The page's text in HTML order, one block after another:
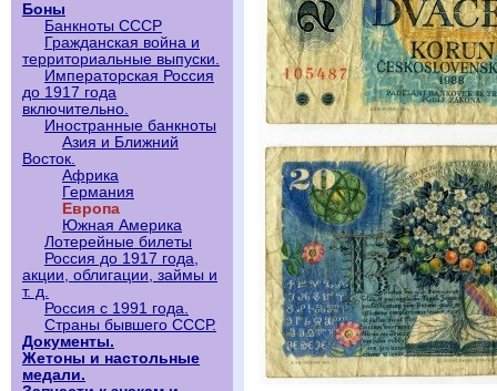
Боны
Банкноты СССР
Гражданская война и
территориальные выпуски.
Императорская Россия
до 1917 года
включительно.
Иностранные банкноты
Азия и Ближний
Восток.
Африка
Германия
Европа
Южная Америка
Лотерейные билеты
Россия до 1917 года,
акции, облигации, займы и
т. д.
Россия с 1991 года.
Страны бывшего СССР.
Документы.
Жетоны и настольные
медали.